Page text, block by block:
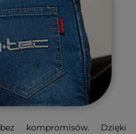
kompromisów. Dzięki